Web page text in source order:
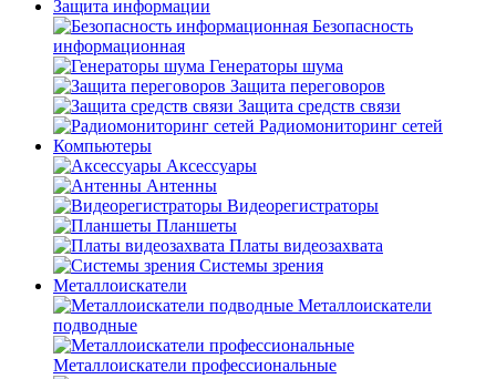
Защита информации
Безопасность
информационная
Генераторы шума
Защита переговоров
Защита средств связи
Радиомониторинг сетей
Компьютеры
Аксессуары
Антенны
Видеорегистраторы
Планшеты
Платы видеозахвата
Системы зрения
Металлоискатели
Металлоискатели
подводные
Металлоискатели профессиональные